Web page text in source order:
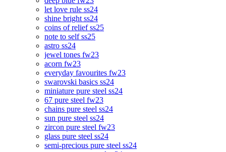
let love rule ss24
shine bright ss24
coins of relief ss25
note to self ss25
astro ss24
jewel tones fw23
acorn fw23
everyday favourites fw23
swarovski basics ss24
miniature pure steel ss24
67 pure steel fw23
chains pure steel ss24
sun pure steel ss24
zircon pure steel fw23
glass pure steel ss24
semi-precious pure steel ss24